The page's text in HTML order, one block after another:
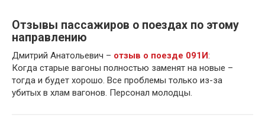
Отзывы пассажиров о поездах по этому
направлению
Дмитрий Анатольевич – отзыв о поезде 091И:
Когда старые вагоны полностью заменят на новые –
тогда и будет хорошо. Все проблемы только из-за
убитых в хлам вагонов. Персонал молодцы.